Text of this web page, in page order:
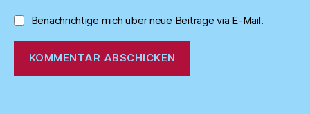
Benachrichtige mich über neue Beiträge via E-Mail.